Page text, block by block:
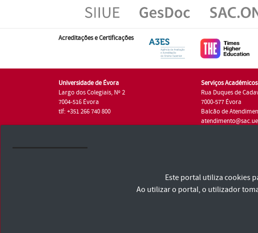
Acreditações e Certificações
Universidade de Évora
Largo dos Colegiais, Nº 2
7004-516 Évora
tlf: +351 266 740 800
Serviços Académicos
Rua Duques de
7000-577 Évora
Balcão de
Consulte os Termos e Condições e Política de Privacidade
Este portal utiliza cookies
Ao utilizar o portal, o utilizador